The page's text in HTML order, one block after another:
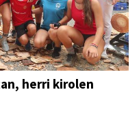
herri kirolen